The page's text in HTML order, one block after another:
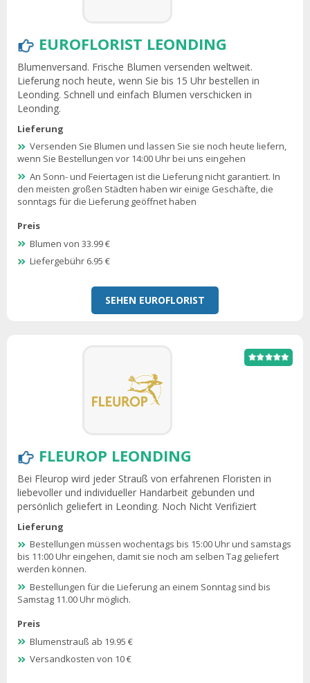
EUROFLORIST LEONDING
Blumenversand. Frische Blumen versenden weltweit.
Lieferung noch heute, wenn Sie bis 15 Uhr bestellen in
Leonding. Schnell und einfach Blumen verschicken in
Leonding.
Lieferung
Versenden Sie Blumen und lassen Sie sie noch heute liefern,
wenn Sie Bestellungen vor 14:00 Uhr bei uns eingehen
An Sonn- und Feiertagen ist die Lieferung nicht garantiert. In
den meisten großen Städten haben wir einige Geschäfte, die
sonntags für die Lieferung geöffnet haben
Preis
Blumen von 33.99 €
Liefergebühr 6.95 €
SEHEN EUROFLORIST
FLEUROP LEONDING
Bei Fleurop wird jeder Strauß von erfahrenen Floristen in
liebevoller und individueller Handarbeit gebunden und
persönlich geliefert in Leonding. Noch Nicht Verifiziert
Lieferung
Bestellungen müssen wochentags bis 15:00 Uhr und samstags
bis 11:00 Uhr eingehen, damit sie noch am selben Tag geliefert
werden können.
Bestellungen für die Lieferung an einem Sonntag sind bis
Samstag 11.00 Uhr möglich.
Preis
Blumenstrauß ab 19.95 €
Versandkosten von 10 €